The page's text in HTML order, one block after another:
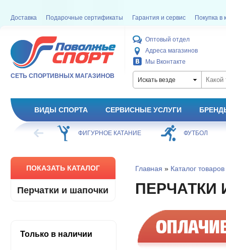
Доставка Подарочные сертификаты Гарантия и сервис Покупка в
СЕТЬ СПОРТИВНЫХ МАГАЗИНОВ
Оптовый отдел
Адреса магазинов
Мы Вконтакте
Искать везде
ВИДЫ СПОРТА СЕРВИСНЫЕ УСЛУГИ
КАТАНИЕ ФУТБОЛ БАСКЕТБОЛ
ПОКАЗАТЬ КАТАЛОГ
Перчатки и шапочки
Только в наличии
Главная » Каталог товаров
ПЕРЧАТКИ